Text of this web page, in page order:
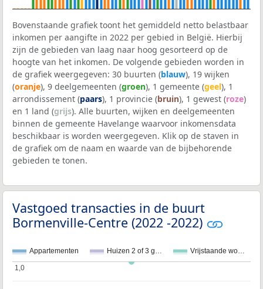
Bovenstaande grafiek toont het gemiddeld netto belastbaar
inkomen per aangifte in 2022 per gebied in België. Hierbij
zijn de gebieden van laag naar hoog gesorteerd op de
hoogte van het inkomen. De volgende gebieden worden in
de grafiek weergegeven: 30 buurten (blauw), 19 wijken
(oranje), 9 deelgemeenten (groen), 1 gemeente (geel), 1
arrondissement (paars), 1 provincie (bruin), 1 gewest (roze)
en 1 land (grijs). Alle buurten, wijken en deelgemeenten
binnen de gemeente Havelange waarvoor inkomensdata
beschikbaar is worden weergegeven. Klik op de staven in
de grafiek om de naam en waarde van de bijbehorende
gebieden te tonen.
Vastgoed transacties in de buurt
Bormenville-Centre (2022 -2022)
Appartementen Huizen 2 of 3 g… Vrijstaande wo…
1,0
1,0